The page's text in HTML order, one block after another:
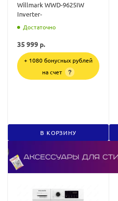
Willmark WWD-9625IW
Inverter-
Достаточно
35 999 р.
+ 1080 бонусных рублей
на счет
?
В КОРЗИНУ